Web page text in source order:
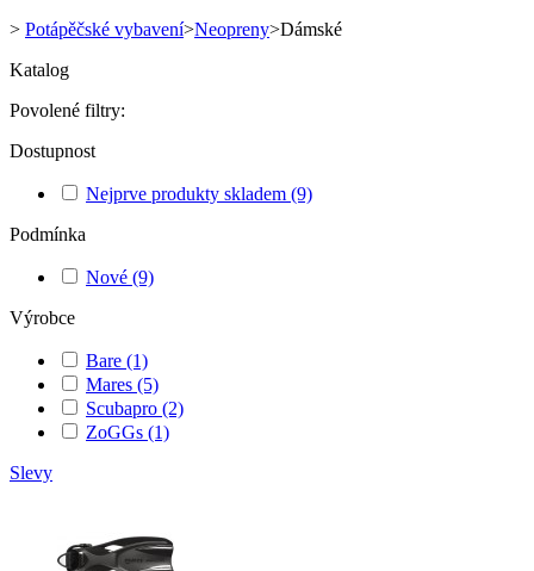
> Potápěčské vybavení>Neopreny>Dámské
Katalog
Povolené filtry:
Dostupnost
Nejprve produkty skladem (9)
Podmínka
Nové (9)
Výrobce
Bare (1)
Mares (5)
Scubapro (2)
ZoGGs (1)
Slevy